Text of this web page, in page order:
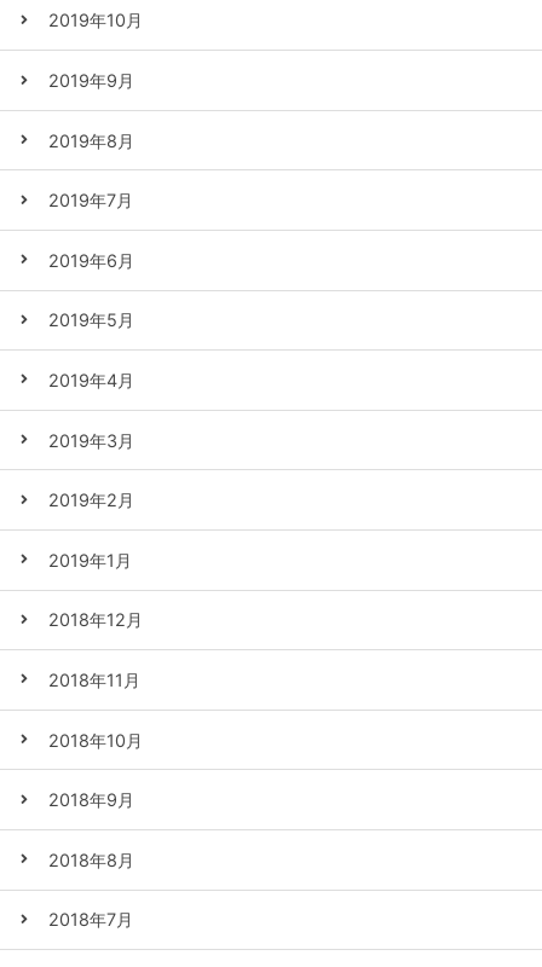
2019年10月
2019年9月
2019年8月
2019年7月
2019年6月
2019年5月
2019年4月
2019年3月
2019年2月
2019年1月
2018年12月
2018年11月
2018年10月
2018年9月
2018年8月
2018年7月